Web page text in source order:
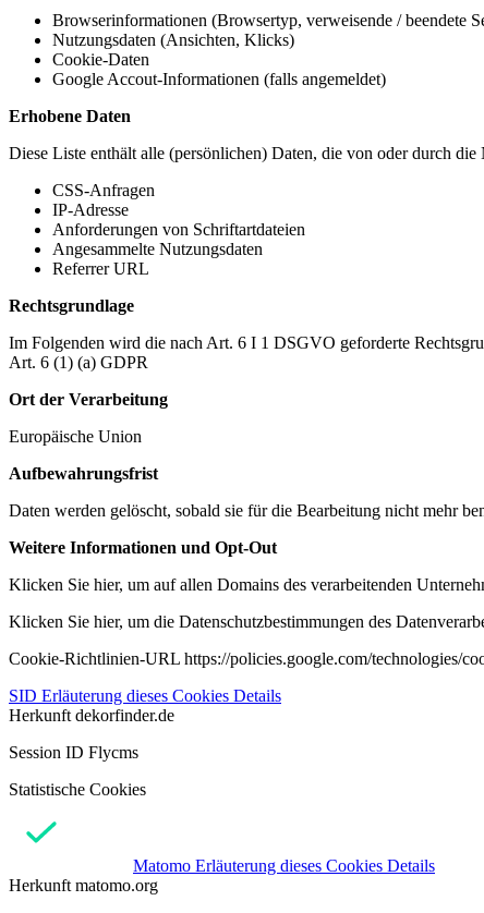
Browserinformationen (Browsertyp, verweisende / beendete
Nutzungsdaten (Ansichten, Klicks)
Cookie-Daten
Google Accout-Informationen (falls angemeldet)
Erhobene Daten
Diese Liste enthält alle (persönlichen) Daten, die von oder durch die
CSS-Anfragen
IP-Adresse
Anforderungen von Schriftartdateien
Angesammelte Nutzungsdaten
Referrer URL
Rechtsgrundlage
Im Folgenden wird die nach Art. 6 I 1 DSGVO geforderte
Art. 6 (1) (a) GDPR
Ort der Verarbeitung
Europäische Union
Aufbewahrungsfrist
Daten werden gelöscht, sobald sie für die Bearbeitung nicht mehr
Weitere Informationen und Opt-Out
Klicken Sie hier, um auf allen Domains des verarbeitenden
Klicken Sie hier, um die Datenschutzbestimmungen des
Cookie-Richtlinien-URL https://policies.google.com/technologies/
SID Erläuterung dieses Cookies Details
Herkunft dekorfinder.de
Session ID Flycms
Statistische Cookies
Matomo Erläuterung dieses Cookies Details
Herkunft matomo.org